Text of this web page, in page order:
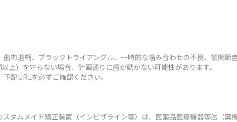
肉退縮、ブラックトライアングル、一時的な噛み合わせの不良、顎関節症
上）を守らない場合、計画通りに歯が動かない可能性があります。
記URLを必ずご確認ください。
タムメイド矯正装置（インビザライン等）は、医薬品医療機器等法（薬